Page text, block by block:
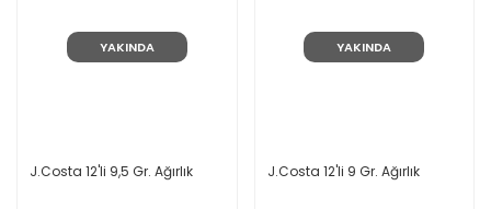
YAKINDA
J.Costa 12'li 9,5 Gr. Ağırlık
YAKINDA
J.Costa 12'li 9 Gr. Ağırlık